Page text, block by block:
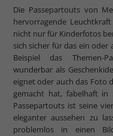
Die Passepartouts von
hervorragende
nicht nur für Kinderfotos
sich sicher für das ein oder
Beispiel das Themen-
wunderbar als
eignet oder auch das Foto
gemacht hat, fabelhaft in
Passepartouts ist seine
eleganter aussehen zu
problemlos in einen